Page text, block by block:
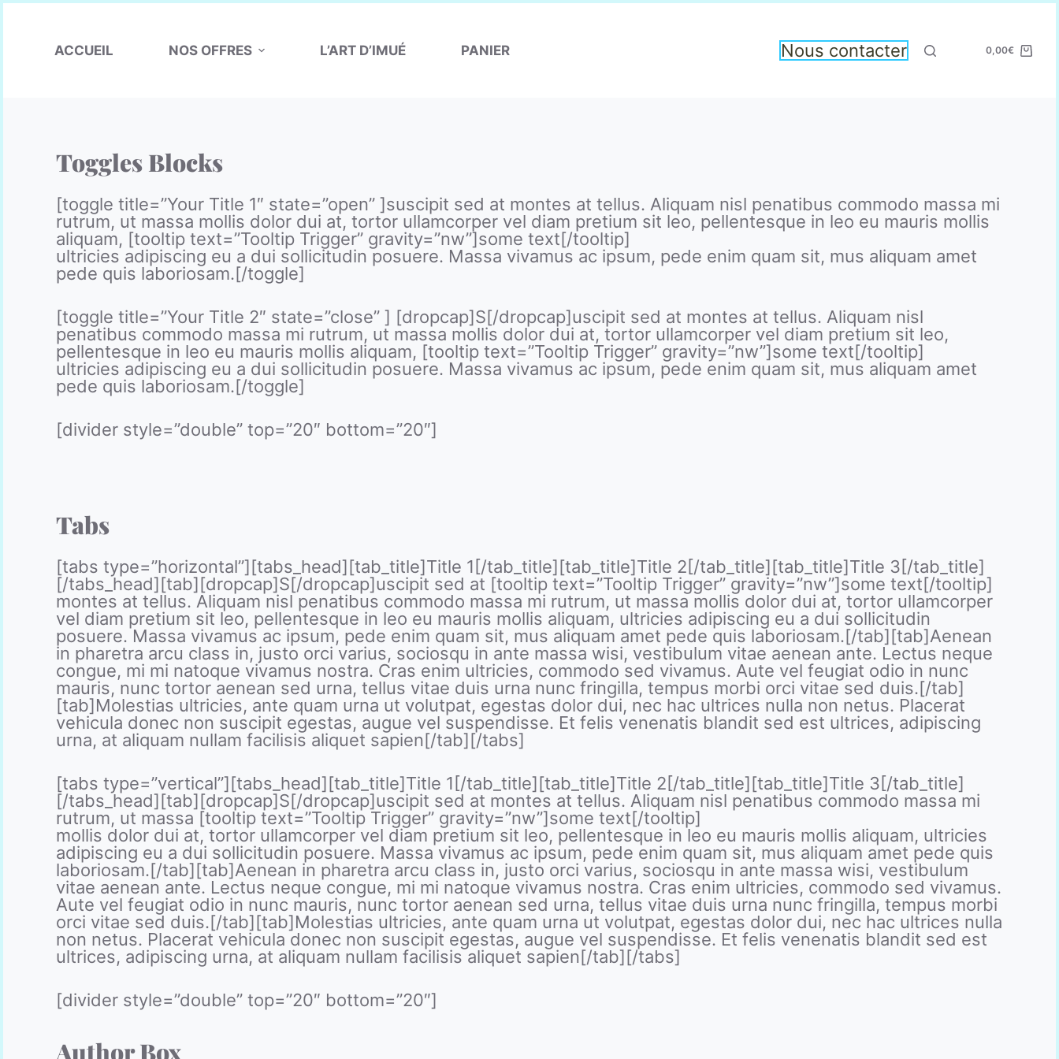
ACCUEIL NOS OFFRES L’ART D’IMUÉ PANIER Nous contacter 0,00€
Toggles Blocks
[toggle title=”Your Title 1″ state=”open” ]suscipit sed at montes at tellus. Aliquam nisl penatibus commodo massa mi
rutrum, ut massa mollis dolor dui at, tortor ullamcorper vel diam pretium sit leo, pellentesque in leo eu mauris mollis
aliquam, [tooltip text=”Tooltip Trigger” gravity=”nw”]some text[/tooltip]
ultricies adipiscing eu a dui sollicitudin posuere. Massa vivamus ac ipsum, pede enim quam sit, mus aliquam amet
pede quis laboriosam.[/toggle]
[toggle title=”Your Title 2″ state=”close” ] [dropcap]S[/dropcap]uscipit sed at montes at tellus. Aliquam nisl
penatibus commodo massa mi rutrum, ut massa mollis dolor dui at, tortor ullamcorper vel diam pretium sit leo,
pellentesque in leo eu mauris mollis aliquam, [tooltip text=”Tooltip Trigger” gravity=”nw”]some text[/tooltip]
ultricies adipiscing eu a dui sollicitudin posuere. Massa vivamus ac ipsum, pede enim quam sit, mus aliquam amet
pede quis laboriosam.[/toggle]
[divider style=”double” top=”20″ bottom=”20″]
Tabs
[tabs type=”horizontal”][tabs_head][tab_title]Title 1[/tab_title][tab_title]Title 2[/tab_title][tab_title]Title 3[/tab_title]
[/tabs_head][tab][dropcap]S[/dropcap]uscipit sed at [tooltip text=”Tooltip Trigger” gravity=”nw”]some text[/tooltip]
montes at tellus. Aliquam nisl penatibus commodo massa mi rutrum, ut massa mollis dolor dui at, tortor ullamcorper
vel diam pretium sit leo, pellentesque in leo eu mauris mollis aliquam, ultricies adipiscing eu a dui sollicitudin
posuere. Massa vivamus ac ipsum, pede enim quam sit, mus aliquam amet pede quis laboriosam.[/tab][tab]Aenean
in pharetra arcu class in, justo orci varius, sociosqu in ante massa wisi, vestibulum vitae aenean ante. Lectus neque
congue, mi mi natoque vivamus nostra. Cras enim ultricies, commodo sed vivamus. Aute vel feugiat odio in nunc
mauris, nunc tortor aenean sed urna, tellus vitae duis urna nunc fringilla, tempus morbi orci vitae sed duis.[/tab]
[tab]Molestias ultricies, ante quam urna ut volutpat, egestas dolor dui, nec hac ultrices nulla non netus. Placerat
vehicula donec non suscipit egestas, augue vel suspendisse. Et felis venenatis blandit sed est ultrices, adipiscing
urna, at aliquam nullam facilisis aliquet sapien[/tab][/tabs]
[tabs type=”vertical”][tabs_head][tab_title]Title 1[/tab_title][tab_title]Title 2[/tab_title][tab_title]Title 3[/tab_title]
[/tabs_head][tab][dropcap]S[/dropcap]uscipit sed at montes at tellus. Aliquam nisl penatibus commodo massa mi
rutrum, ut massa [tooltip text=”Tooltip Trigger” gravity=”nw”]some text[/tooltip]
mollis dolor dui at, tortor ullamcorper vel diam pretium sit leo, pellentesque in leo eu mauris mollis aliquam, ultricies
adipiscing eu a dui sollicitudin posuere. Massa vivamus ac ipsum, pede enim quam sit, mus aliquam amet pede quis
laboriosam.[/tab][tab]Aenean in pharetra arcu class in, justo orci varius, sociosqu in ante massa wisi, vestibulum
vitae aenean ante. Lectus neque congue, mi mi natoque vivamus nostra. Cras enim ultricies, commodo sed vivamus.
Aute vel feugiat odio in nunc mauris, nunc tortor aenean sed urna, tellus vitae duis urna nunc fringilla, tempus morbi
orci vitae sed duis.[/tab][tab]Molestias ultricies, ante quam urna ut volutpat, egestas dolor dui, nec hac ultrices nulla
non netus. Placerat vehicula donec non suscipit egestas, augue vel suspendisse. Et felis venenatis blandit sed est
ultrices, adipiscing urna, at aliquam nullam facilisis aliquet sapien[/tab][/tabs]
[divider style=”double” top=”20″ bottom=”20″]
Author Box